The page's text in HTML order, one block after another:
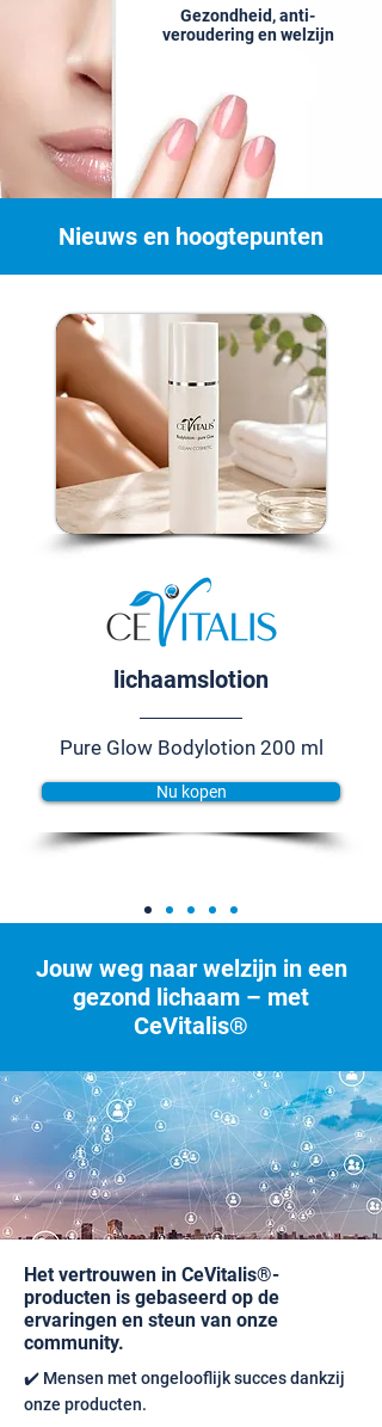
Gezondheid, anti-
veroudering en welzijn
Nieuws en hoogtepunten
lichaamslotion
Pure Glow Bodylotion 200 ml
Nu kopen
Jouw weg naar welzijn in een
gezond lichaam – met
CeVitalis®
Het vertrouwen in CeVitalis®-
producten is gebaseerd op de
ervaringen en steun van onze
community.
✔️ Mensen met ongelooflijk succes dankzij
onze producten.